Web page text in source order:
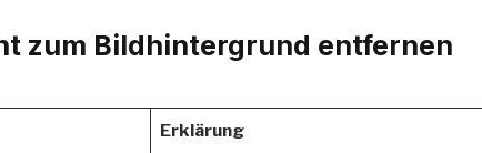
zum Bildhintergrund entfernen
Erklärung